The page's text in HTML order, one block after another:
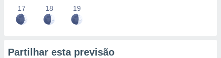
17 18 19
Partilhar esta previsão